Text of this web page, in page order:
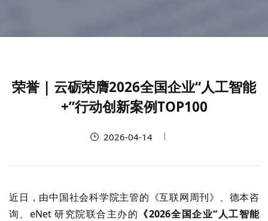
荣誉 | 云砺荣膺2026全国企业“人工智能
+”行动创新案例TOP100
2026-04-14
近日，由中国社会科学院主管的《互联网周刊》、德本咨
询、 eNet 研究院联合主办的 《2026全国企业“人工智能